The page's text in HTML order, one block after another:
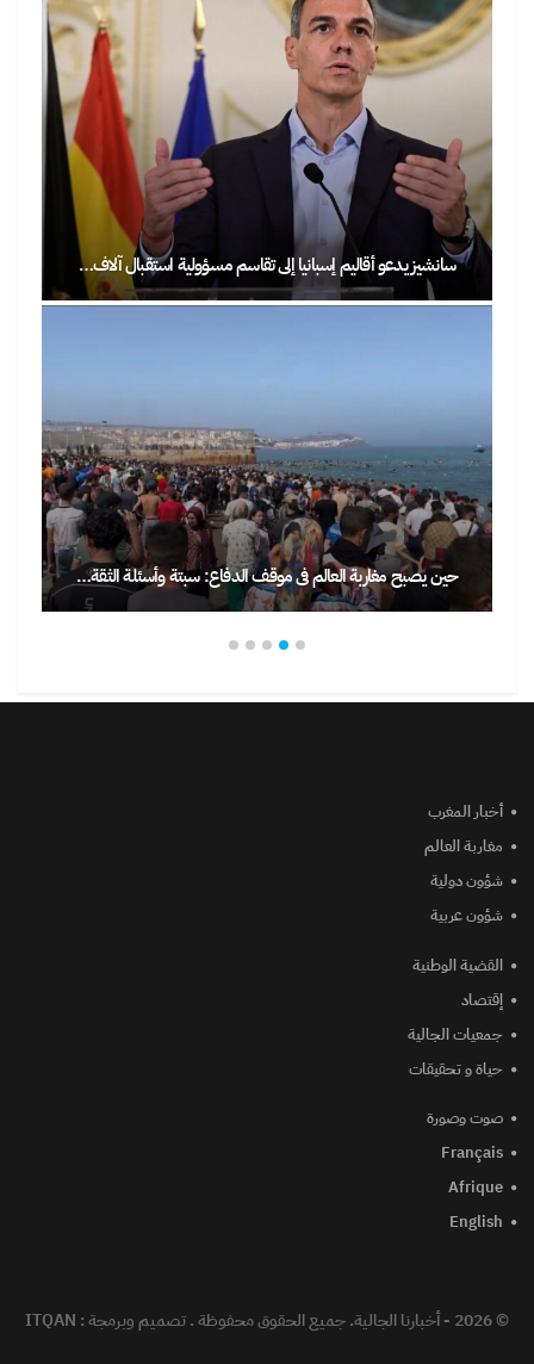
سانشيز يدعو أقاليم إسبانيا إلى تقاسم مسؤولية استقبال آلاف…
حين يصبح مغاربة العالم في موقف الدفاع: سبتة وأسئلة الثقة…
أخبار المغرب
مغاربة العالم
شؤون دولية
شؤون عربية
القضية الوطنية
إقتصاد
جمعيات الجالية
حياة و تحقيقات
صوت وصورة
Français
Afrique
English
© 2026 - أخبارنا الجالية. جميع الحقوق محفوظة . تصميم وبرمجة : ITQAN